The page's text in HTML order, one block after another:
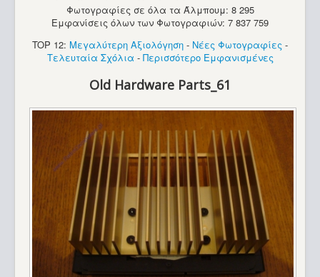
Φωτογραφίες σε όλα τα Άλμπουμ: 8 295
Εμφανίσεις όλων των Φωτογραφιών: 7 837 759
TOP 12: Μεγαλύτερη Αξιολόγηση - Νέες Φωτογραφίες -
Τελευταία Σχόλια - Περισσότερο Εμφανισμένες
Old Hardware Parts_61